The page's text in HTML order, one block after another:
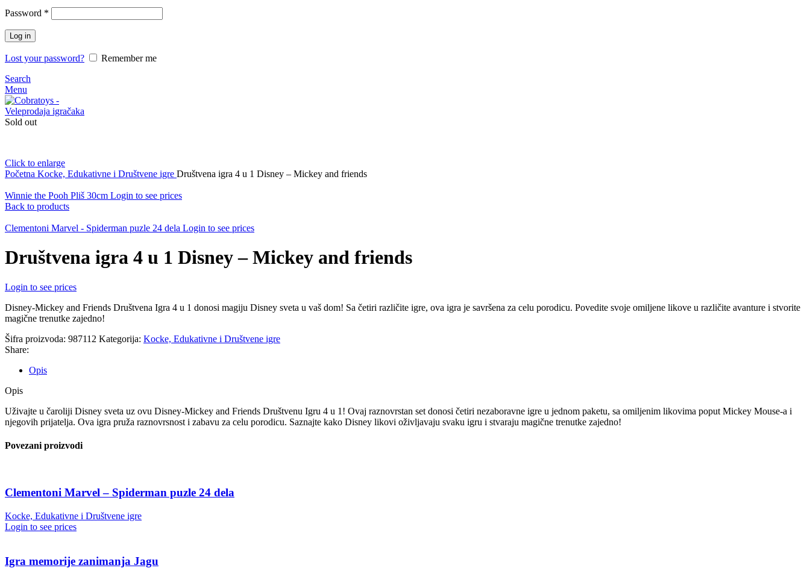
Password *
Log in
Lost your password?
Remember me
Search
Menu
Sold out
Click to enlarge
Početna Kocke, Edukativne i Društvene igre Društvena igra 4 u 1 Disney – Mickey and friends
Winnie the Pooh Pliš 30cm Login to see prices
Back to products
Clementoni Marvel - Spiderman puzle 24 dela Login to see prices
Društvena igra 4 u 1 Disney – Mickey and friends
Login to see prices
Disney-Mickey and Friends Društvena Igra 4 u 1 donosi magiju Disney sveta u vaš dom! Sa četiri različite igre, ova igra je savršena za celu porodicu. Povedite svoje omiljene likove u različite avanture i stvorite
magične trenutke zajedno!
Šifra proizvoda: 987112 Kategorija: Kocke, Edukativne i Društvene igre
Share:
Opis
Opis
Uživajte u čaroliji Disney sveta uz ovu Disney-Mickey and Friends Društvenu Igru 4 u 1! Ovaj raznovrstan set donosi četiri nezaboravne igre u jednom paketu, sa omiljenim likovima poput Mickey Mouse-a i
njegovih prijatelja. Ova igra pruža raznovrsnost i zabavu za celu porodicu. Saznajte kako Disney likovi oživljavaju svaku igru i stvaraju magične trenutke zajedno!
Povezani proizvodi
Clementoni Marvel – Spiderman puzle 24 dela
Kocke, Edukativne i Društvene igre
Login to see prices
Igra memorije zanimanja Jagu